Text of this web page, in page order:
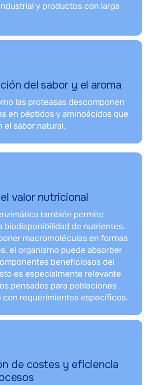
y productos con larga
del sabor y el aroma
las proteasas descomponen
en péptidos y aminoácidos que
el sabor natural.
valor nutricional
también permite
biodisponibilidad de nutrientes.
macromoléculas en formas
el organismo puede absorber
beneficiosos del
es especialmente relevante
pensados para poblaciones
con requerimientos específicos.
de costes y eficiencia